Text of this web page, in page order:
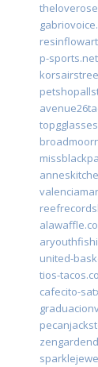
p-sports.net
united-
tios-
cafecito-